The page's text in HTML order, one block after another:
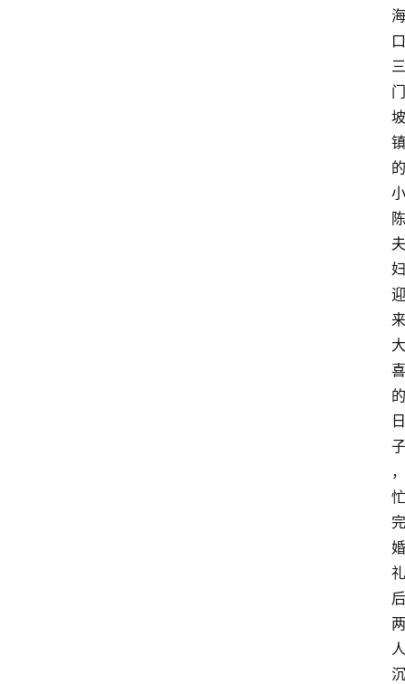
海
口
三
门
坡
镇
的
小
陈
夫
妇
迎
来
大
喜
的
日
子
，
忙
完
婚
礼
后
两
人
沉